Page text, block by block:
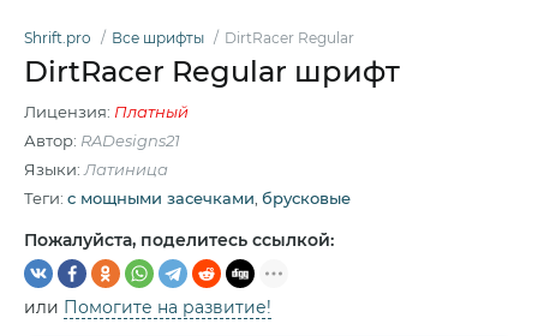
Shrift.pro Все шрифты DirtRacer Regular
DirtRacer Regular шрифт
Лицензия: Платный
Автор: RADesigns21
Языки: Латиница
Теги: c мощными засечками брусковые
Пожалуйста, поделитесь ссылкой:
или Помогите на развитие!